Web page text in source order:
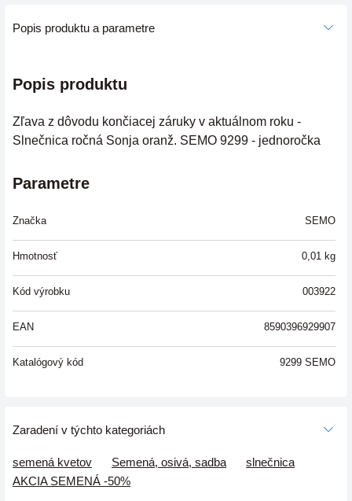
Popis produktu a parametre
Popis produktu
Zľava z dôvodu končiacej záruky v aktuálnom roku -
Slnečnica ročná Sonja oranž. SEMO 9299 - jednoročka
Parametre
Značka SEMO
Hmotnosť 0,01 kg
Kód výrobku 003922
EAN 8590396929907
Katalógový kód 9299 SEMO
Zaradení v týchto kategoriách
semená kvetov Semená, osivá, sadba
slnečnica
AKCIA SEMENÁ -50%